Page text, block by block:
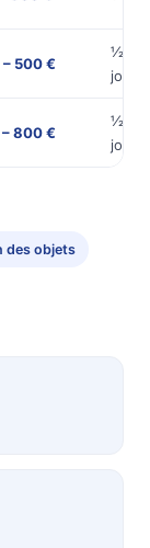
500 €
½
800 €
½ à 1
des objets